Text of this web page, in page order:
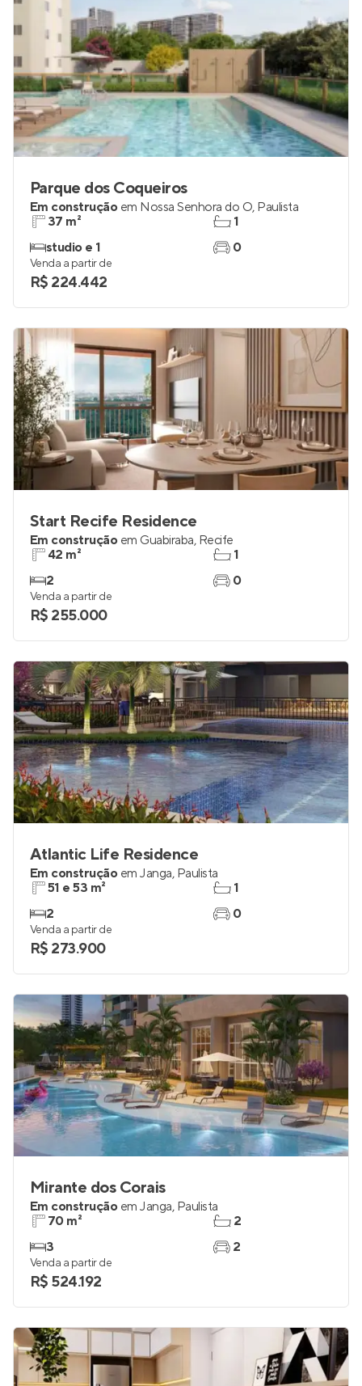
Parque dos Coqueiros
Em construção em Nossa Senhora do Ó, Paulista
37 m²
studio e 1
1
0
Venda a partir de
R$ 224.442
Start Recife Residence
Em construção em Guabiraba, Recife
42 m²
2
1
0
Venda a partir de
R$ 255.000
Atlantic Life Residence
Em construção em Janga, Paulista
51 e 53 m²
2
1
0
Venda a partir de
R$ 273.900
Mirante dos Corais
Em construção em Janga, Paulista
70 m²
3
2
2
Venda a partir de
R$ 524.192